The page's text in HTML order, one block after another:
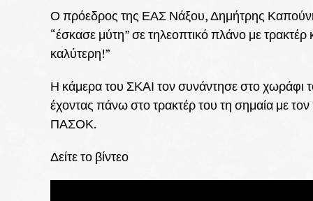
Ο πρόεδρος της ΕΑΣ Νάξου, Δημήτρης
“έσκασε μύτη” σε τηλεοπτικό πλάνο με
καλύτερη!”
Η κάμερα του ΣΚΑΙ τον συνάντησε στο χωράφι
έχοντας πάνω στο τρακτέρ του τη σημαία με
ΠΑΣΟΚ.
Δείτε το βίντεο